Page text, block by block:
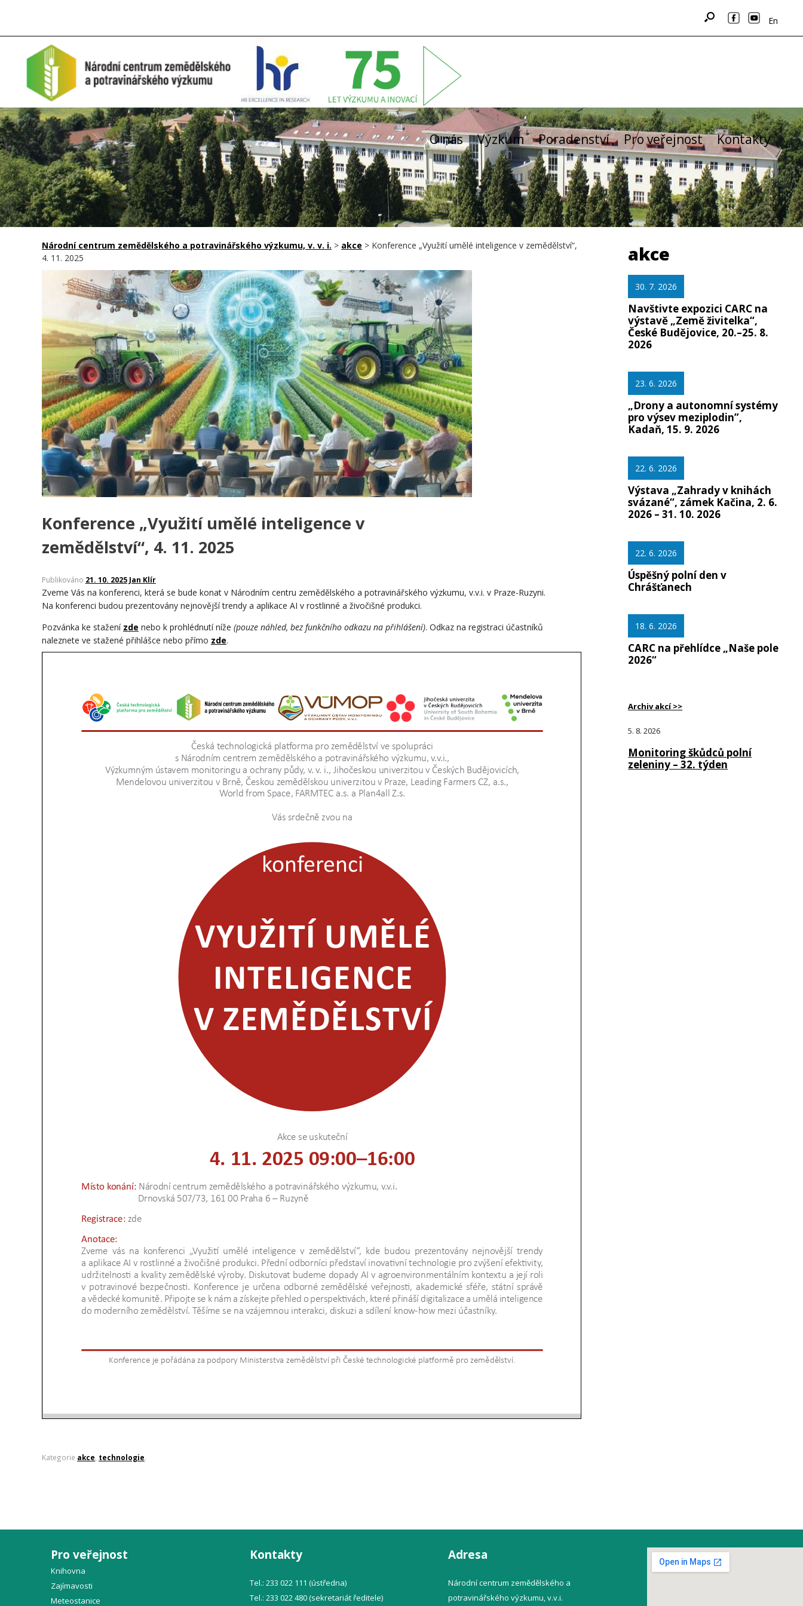
En
O nás Výzkum Poradenství Pro veřejnost Kontakty
Národní centrum zemědělského a potravinářského výzkumu, v. v. i. > akce > Konference „Využití umělé inteligence v zemědělství“,
4. 11. 2025
Konference „Využití umělé inteligence v
zemědělství“, 4. 11. 2025
Publikováno 21. 10. 2025 Jan Klír
Zveme Vás na konferenci, která se bude konat v Národním centru zemědělského a potravinářského výzkumu, v.v.i. v Praze-Ruzyni.
Na konferenci budou prezentovány nejnovější trendy a aplikace AI v rostlinné a živočišné produkci.
Pozvánka ke stažení zde nebo k prohlédnutí níže (pouze náhled, bez funkčního odkazu na přihlášení). Odkaz na registraci účastníků
naleznete ve stažené přihlášce nebo přímo zde.
Kategorie akce technologie.
akce
30. 7. 2026
Navštivte expozici CARC na
výstavě „Země živitelka“,
České Budějovice, 20.–25. 8.
2026
23. 6. 2026
„Drony a autonomní systémy
pro výsev meziplodin”,
Kadaň, 15. 9. 2026
22. 6. 2026
Výstava „Zahrady v knihách
svázané“, zámek Kačina, 2. 6.
2026 – 31. 10. 2026
22. 6. 2026
Úspěšný polní den v
Chrášťanech
18. 6. 2026
CARC na přehlídce „Naše pole
2026“
Archiv akcí >>
5. 8. 2026
Monitoring škůdců polní
zeleniny – 32. týden
Pro veřejnost
Knihovna
Zajímavosti
Meteostanice
Kontakty
Tel.: 233 022 111 (ústředna)
Tel.: 233 022 480 (sekretariát ředitele)
Adresa
Národní centrum zemědělského a
potravinářského výzkumu, v.v.i.